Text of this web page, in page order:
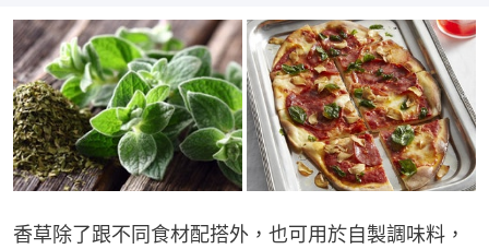
香草除了跟不同食材配搭外，也可用於自製調味料，